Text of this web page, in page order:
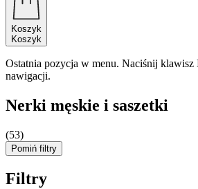
Koszyk
Koszyk
Ostatnia pozycja w menu. Naciśnij klawisz
nawigacji.
Nerki męskie i saszetki
(53)
Pomiń filtry
Filtry